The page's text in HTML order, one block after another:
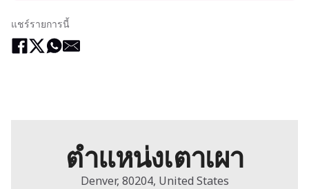
แชร์รายการนี้
ตำแหน่งเตาเผา
Denver, 80204, United States